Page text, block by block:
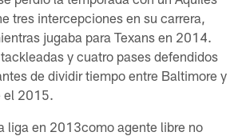
tres intercepciones en su carrera,
jugaba para Texans en 2014.
y cuatro pases defendidos
de dividir tiempo entre Baltimore y
el 2015.
liga en 2013como agente libre no